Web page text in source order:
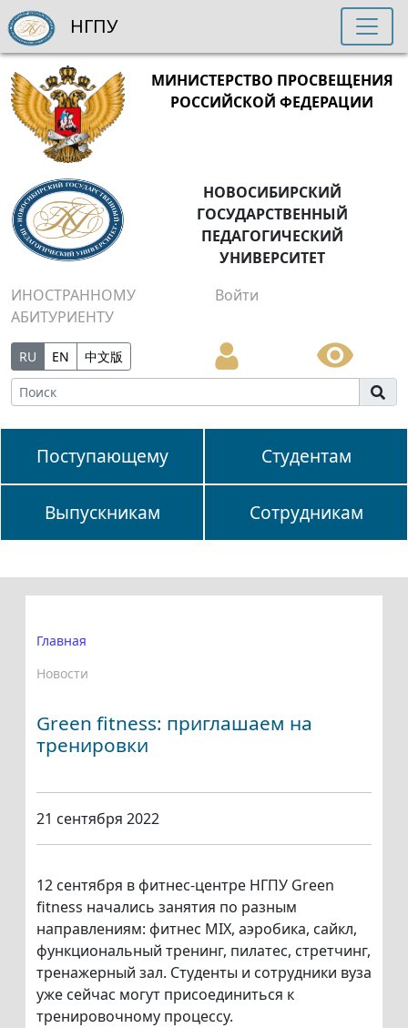
МИНИСТЕРСТВО ПРОСВЕЩЕНИЯ
РОССИЙСКОЙ ФЕДЕРАЦИИ
НОВОСИБИРСКИЙ
ГОСУДАРСТВЕННЫЙ
ПЕДАГОГИЧЕСКИЙ
УНИВЕРСИТЕТ
ИНОСТРАННОМУ
АБИТУРИЕНТУ
Войти
RU EN 中文版
Поступающему Студентам
Выпускникам Сотрудникам
НГПУ
Главная
Новости
Green fitness: приглашаем на
тренировки
21 сентября 2022
12 сентября в фитнес-центре НГПУ Green
fitness начались занятия по разным
направлениям: фитнес MIX, аэробика, сайкл,
функциональный тренинг, пилатес, стретчинг,
тренажерный зал. Студенты и сотрудники вуза
уже сейчас могут присоединиться к
тренировочному процессу.